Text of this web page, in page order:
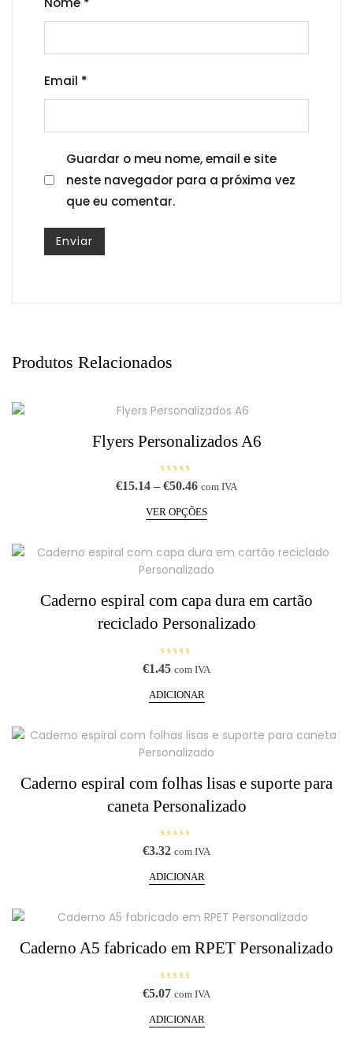
Email *
Guardar o meu nome, email e site
neste navegador para a próxima vez
que eu comentar.
Produtos Relacionados
Flyers Personalizados A6
A
v
l
i
ã
o
0
d
€15.14 – €50.46Price
€15.14
€50.46
com IVA
VER OPÇÕESproduct
multiple
variants.
options
may
on
Caderno espiral com capa dura em cartão
reciclado Personalizado
A
v
l
i
ã
o
0
d
5
€1.45 com IVA
ADICIONAR
Caderno espiral com folhas lisas e suporte para
caneta Personalizado
A
v
l
i
ã
o
e
€3.32 com IVA
ADICIONAR
Caderno A5 fabricado em RPET Personalizado
A
v
l
i
€5.07 com IVA
ADICIONAR